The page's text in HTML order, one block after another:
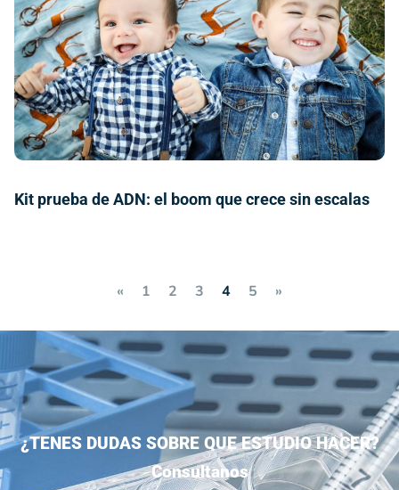
Kit prueba de ADN: el boom que crece sin escalas
« 1 2 3 4 5 »
¿TENES DUDAS SOBRE QUE ESTUDIO HACER?
Consultanos